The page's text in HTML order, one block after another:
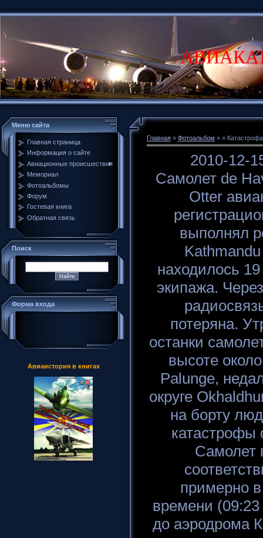
Меню сайта
Главная страница
Информация о сайте
Авиационные происшествия
Мемориал
Фотоальбомы
Форум
Гостевая книга
Обратная связь
Поиск
Форма входа
Авиаистория в книгах
Главная » Фотоальбом » »
2010-12-
Самолет de
Otter
выполнял
находилось
экипажа.
потеряна.
останки
высоте
Palunge,
округе
на борту
катастрофы
Самолет
примерно
времени
до аэродрома